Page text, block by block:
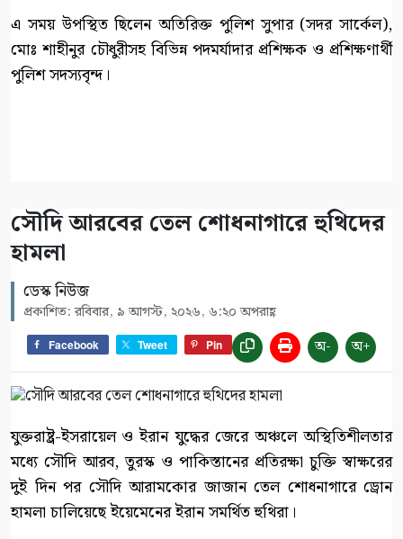
এ সময় উপস্থিত ছিলেন অতিরিক্ত পুলিশ সুপার (সদর সার্কেল),
মোঃ শাহীনুর চৌধুরীসহ বিভিন্ন পদমর্যাদার প্রশিক্ষক ও প্রশিক্ষণার্থী
পুলিশ সদস্যবৃন্দ।
সৌদি আরবের তেল শোধনাগারে হুথিদের
হামলা
ডেস্ক নিউজ
প্রকাশিত: রবিবার, ৯ আগস্ট, ২০২৬, ৬:২০ অপরাহ্ণ
Facebook Tweet Pin অ- অ+
যুক্তরাষ্ট্র-ইসরায়েল ও ইরান যুদ্ধের জেরে অঞ্চলে অস্থিতিশীলতার
মধ্যে সৌদি আরব, তুরস্ক ও পাকিস্তানের প্রতিরক্ষা চুক্তি স্বাক্ষরের
দুই দিন পর সৌদি আরামকোর জাজান তেল শোধনাগারে ড্রোন
হামলা চালিয়েছে ইয়েমেনের ইরান সমর্থিত হুথিরা।